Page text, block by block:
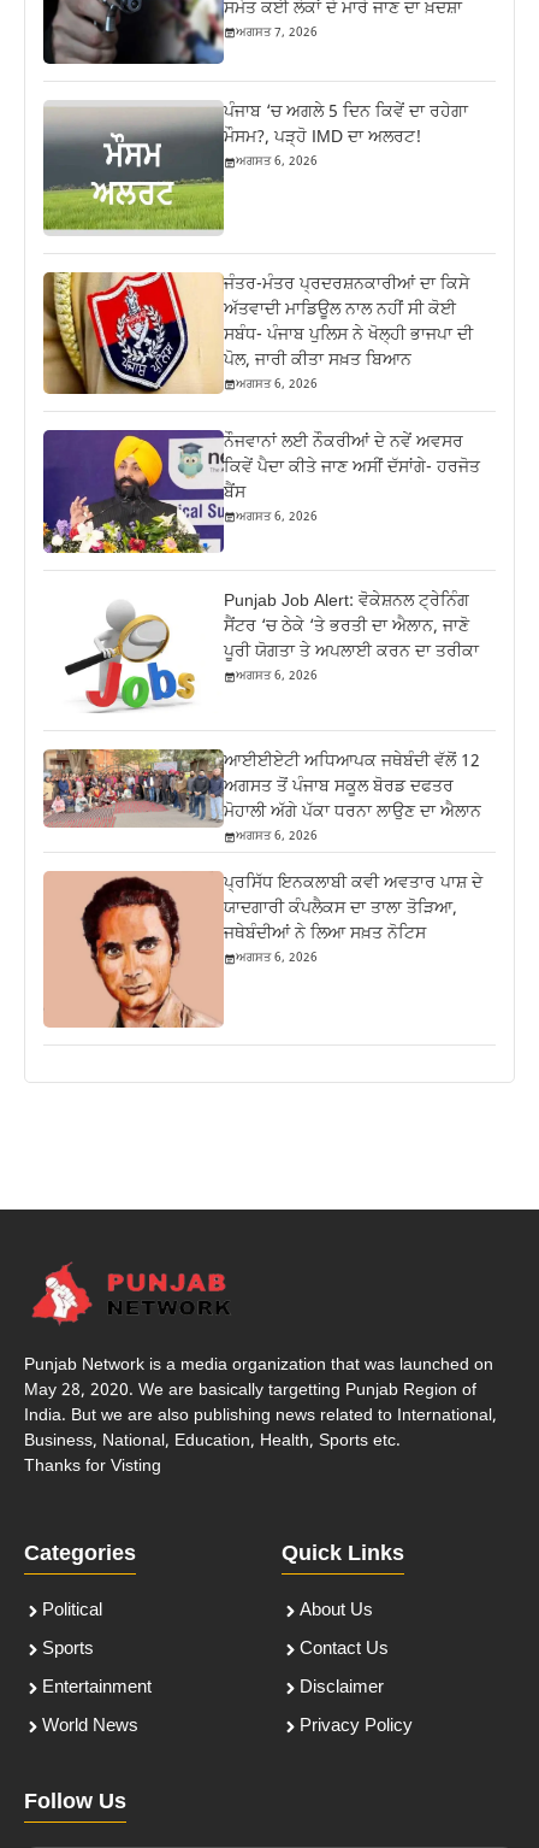
ਸਮੇਤ ਕਈ ਲੋਕਾਂ ਦੇ ਮਾਰੇ ਜਾਣ ਦਾ ਖ਼ਦਸ਼ਾ
ਅਗਸਤ 7, 2026
ਪੰਜਾਬ ‘ਚ ਅਗਲੇ 5 ਦਿਨ ਕਿਵੇਂ ਦਾ ਰਹੇਗਾ
ਮੌਸਮ?, ਪੜ੍ਹੋ IMD ਦਾ ਅਲਰਟ!
ਅਗਸਤ 6, 2026
ਜੰਤਰ-ਮੰਤਰ ਪ੍ਰਦਰਸ਼ਨਕਾਰੀਆਂ ਦਾ ਕਿਸੇ
ਅੱਤਵਾਦੀ ਮਾਡਿਊਲ ਨਾਲ ਨਹੀਂ ਸੀ ਕੋਈ
ਸਬੰਧ- ਪੰਜਾਬ ਪੁਲਿਸ ਨੇ ਖੋਲ੍ਹੀ ਭਾਜਪਾ ਦੀ
ਪੋਲ, ਜਾਰੀ ਕੀਤਾ ਸਖ਼ਤ ਬਿਆਨ
ਅਗਸਤ 6, 2026
ਨੌਜਵਾਨਾਂ ਲਈ ਨੌਕਰੀਆਂ ਦੇ ਨਵੇਂ ਅਵਸਰ
ਕਿਵੇਂ ਪੈਦਾ ਕੀਤੇ ਜਾਣ ਅਸੀਂ ਦੱਸਾਂਗੇ- ਹਰਜੋਤ
ਬੈਂਸ
ਅਗਸਤ 6, 2026
Punjab Job Alert: ਵੋਕੇਸ਼ਨਲ ਟ੍ਰੇਨਿੰਗ
ਸੈਂਟਰ ‘ਚ ਠੇਕੇ ‘ਤੇ ਭਰਤੀ ਦਾ ਐਲਾਨ, ਜਾਣੋ
ਪੂਰੀ ਯੋਗਤਾ ਤੇ ਅਪਲਾਈ ਕਰਨ ਦਾ ਤਰੀਕਾ
ਅਗਸਤ 6, 2026
ਆਈਈਏਟੀ ਅਧਿਆਪਕ ਜਥੇਬੰਦੀ ਵੱਲੋਂ 12
ਅਗਸਤ ਤੋਂ ਪੰਜਾਬ ਸਕੂਲ ਬੋਰਡ ਦਫਤਰ
ਮੋਹਾਲੀ ਅੱਗੇ ਪੱਕਾ ਧਰਨਾ ਲਾਉਣ ਦਾ ਐਲਾਨ
ਅਗਸਤ 6, 2026
ਪ੍ਰਸਿੱਧ ਇਨਕਲਾਬੀ ਕਵੀ ਅਵਤਾਰ ਪਾਸ਼ ਦੇ
ਯਾਦਗਾਰੀ ਕੰਪਲੈਕਸ ਦਾ ਤਾਲਾ ਤੋੜਿਆ,
ਜਥੇਬੰਦੀਆਂ ਨੇ ਲਿਆ ਸਖ਼ਤ ਨੋਟਿਸ
ਅਗਸਤ 6, 2026
Punjab Network is a media organization that was launched on
May 28, 2020. We are basically targetting Punjab Region of
India. But we are also publishing news related to International,
Business, National, Education, Health, Sports etc.
Thanks for Visting
Categories
Political
Sports
Entertainment
World News
Quick Links
About Us
Contact Us
Disclaimer
Privacy Policy
Follow Us